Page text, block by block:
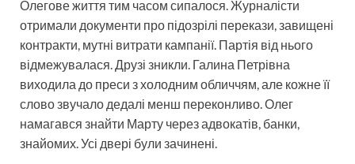
Олегове життя тим часом сипалося. Журналісти
отримали документи про підозрілі перекази, завищені
контракти, мутні витрати кампанії. Партія від нього
відмежувалася. Друзі зникли. Галина Петрівна
виходила до преси з холодним обличчям, але кожне її
слово звучало дедалі менш переконливо. Олег
намагався знайти Марту через адвокатів, банки,
знайомих. Усі двері були зачинені.